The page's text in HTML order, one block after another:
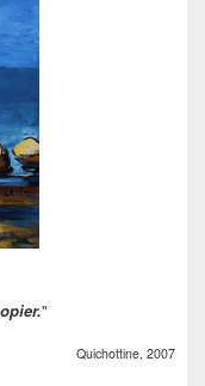
"
Quichottine, 2007